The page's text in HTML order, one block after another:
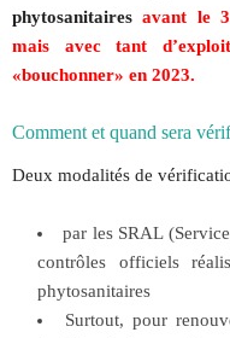
phytosanitaires avant le
mais avec tant
«bouchonner» en 2023.
Comment et quand sera
Deux modalités de
par les SRAL
contrôles officiels
phytosanitaires
Surtout, pour